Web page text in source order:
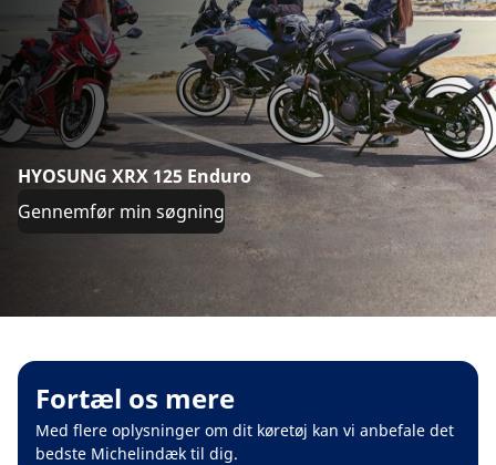
HYOSUNG XRX 125 Enduro
Gennemfør min søgning
Fortæl os mere
Med flere oplysninger om dit køretøj kan vi anbefale det
bedste Michelindæk til dig.